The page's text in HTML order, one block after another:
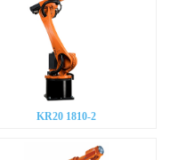
KR20 1810-2